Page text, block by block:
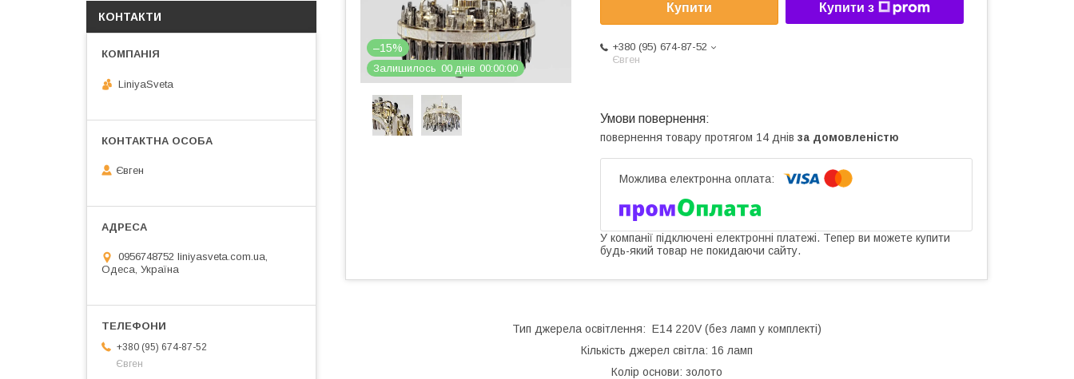
–15%
Залишилось 00 днів 00 00 00
Купити Купити з
+380 (95) 674-87-52
Євген
повернення товару протягом 14 днів за домовленістю
У компанії підключені електронні платежі. Тепер ви можете купити
будь-який товар не покидаючи сайту.
Тип джерела освітлення: E14 220V (без ламп у комплекті)
Кількість джерел світла: 16 ламп
Колір основи: золото
КОНТАКТИ
LiniyaSveta
Євген
0956748752 liniyasveta.com.ua,
Одеса, Україна
+380 (95) 674-87-52
Євген